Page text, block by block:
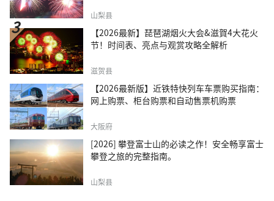
山梨县
【2026最新】琵琶湖烟火大会&滋賀4大花火
节！时间表、亮点与观赏攻略全解析
滋贺县
【2026最新版】近铁特快列车车票购买指南：
网上购票、柜台购票和自动售票机购票
大阪府
[2026] 攀登富士山的必读之作！安全畅享富士
攀登之旅的完整指南。
山梨县